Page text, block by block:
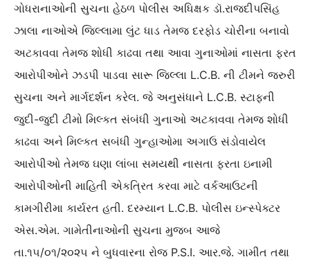
ગોધરાનાઓની સુચના હેઠળ પોલીસ અધિક્ષક ડૉ.રાજદીપસિંહ
ઝાલા નાઓએ જિલ્લામા લુંટ ધાડ તેમજ દરફોડ ચોરીના બનાવો
અટકાવવા તેમજ શોધી કાઢવા તથા આવા ગુનાઓમાં નાસતા ફરત
આરોપીઓને ઝડપી પાડવા સારૂ જિલ્લા L.C.B. ની ટીમને જરુરી
સુચના અને માર્ગદર્શન કરેલ. જે અનુસંધાને L.C.B. સ્ટાફની
જુદી-જુદી ટીમો મિલ્કત સંબંધી ગુનાઓ અટકાવવા તેમજ શોધી
કાઢવા અને મિલ્કત સબંધી ગુન્હાઓમા અગાઉ સંડોવાયેલ
આરોપીઓ તેમજ ઘણા લાંબા સમયથી નાસતા ફરતા ઇનામી
આરોપીઓની માહિતી એકત્રિત કરવા માટે વર્કઆઉટની
કામગીરીમા કાર્યરત હતી. દરમ્યાન L.C.B. પોલીસ ઇન્સ્પેક્ટર
એસ.એમ. ગામેતીનાઓની સુચના મુજબ આજે
તા.૧૫/૦૧/૨૦૨૫ ને બુધવારના રોજ P.S.I. આર.જે. ગામીત તથા